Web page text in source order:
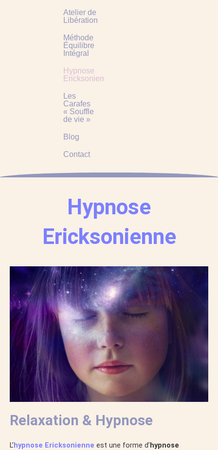
Atelier de
Libération
Méthode
Équilibre
Intégral
Hypnose
Ericksonienne
Les
Carafes
« Souffle
de vie »
Blog
Contact
Hypnose
Ericksonienne
Relaxation & Hypnose
L’hypnose Ericksonienne est une forme d’hypnose